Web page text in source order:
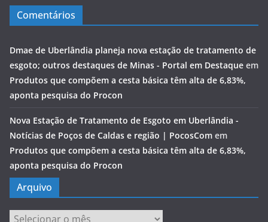
Comentários
Dmae de Uberlândia planeja nova estação de tratamento de
esgoto; outros destaques de Minas - Portal em Destaque em
Produtos que compõem a cesta básica têm alta de 6,83%,
aponta pesquisa do Procon
Nova Estação de Tratamento de Esgoto em Uberlândia -
Notícias de Poços de Caldas e região | PocosCom em
Produtos que compõem a cesta básica têm alta de 6,83%,
aponta pesquisa do Procon
Arquivo
Arquivo